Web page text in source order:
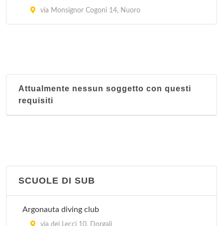
via Monsignor Cogoni 14, Nuoro
Attualmente nessun soggetto con questi
requisiti
SCUOLE DI SUB
Argonauta diving club
via dei Lecci 10, Dorgali